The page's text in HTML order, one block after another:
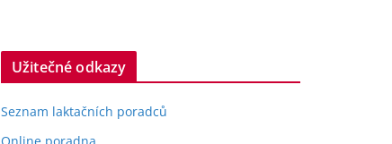
Užitečné odkazy
Seznam laktačních poradců